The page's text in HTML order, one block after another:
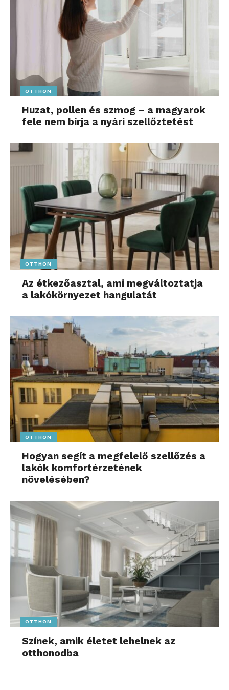
OTTHON
Huzat, pollen és szmog – a magyarok
fele nem bírja a nyári szellőztetést
OTTHON
Az étkezőasztal, ami megváltoztatja
a lakókörnyezet hangulatát
OTTHON
Hogyan segít a megfelelő szellőzés a
lakók komfortérzetének
növelésében?
OTTHON
Színek, amik életet lehelnek az
otthonodba